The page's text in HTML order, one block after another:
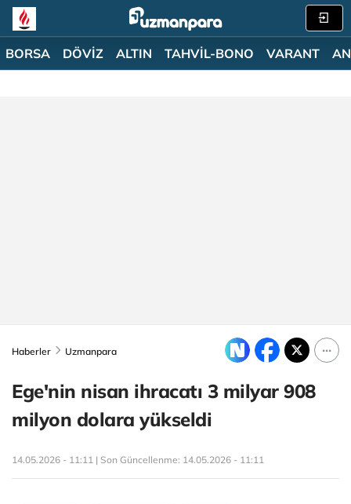
BORSA DÖVİZ ALTIN TAHVİL-BONO VARANT
Haberler Uzmanpara
Ege'nin nisan ihracatı 3 milyar 908
milyon dolara yükseldi
14.05.2026 - 11:11 | Son Güncellenme: 14.05.2026 - 11:11